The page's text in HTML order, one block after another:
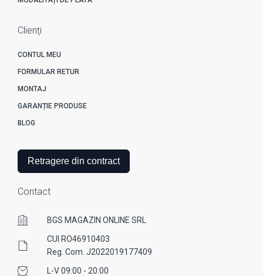
Clienți
CONTUL MEU
FORMULAR RETUR
MONTAJ
GARANȚIE PRODUSE
BLOG
Retragere din contract
Contact
BGS MAGAZIN ONLINE SRL
CUI RO46910403
Reg. Com. J2022019177409
L-V 09:00 - 20:00